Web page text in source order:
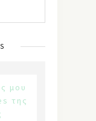
μου
της